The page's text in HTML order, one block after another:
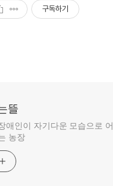
구독하기
뜰
애인이 자기다운 모습으로 어
농장